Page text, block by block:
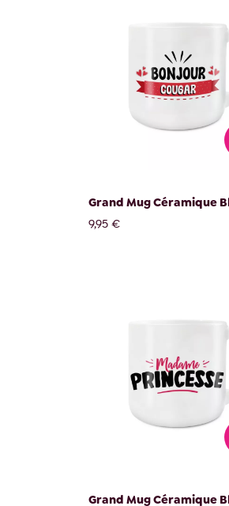
Grand Mug Céramique
9,95 €
Grand Mug Céramique